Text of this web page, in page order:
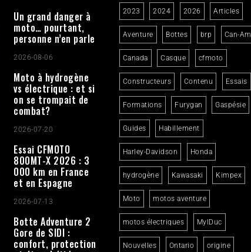
Un grand danger à
moto… pourtant,
personne n’en parle
2026-08-06
Moto à hydrogène
vs électrique : et si
on se trompait de
combat?
2026-07-20
Essai CFMOTO
800MT-X 2026 : 3
000 km en France
et en Espagne
2026-07-13
Botte Adventure 2
Gore de SIDI :
confort, protection
2023 2024 2026 Articles
Aventure Bottes brp Can-Am
Canada Casque cfmoto
Constructeurs Contenu Essais
Formations Furygan Gaspésie
Guides Habillement
Harley-Davidson Honda
hydrogène Kawasaki Kimpex
Moto motos aventure
motos électriques MylDuc
Nouvelles Ontario origine